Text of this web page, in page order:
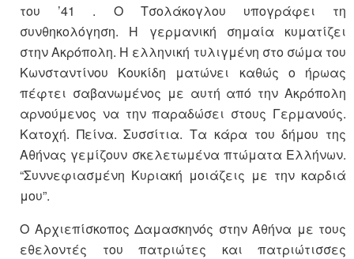
του ’41 . Ο Τσολάκογλου υπογράφει τη
συνθηκολόγηση. Η γερμανική σημαία κυματίζει
στην Ακρόπολη. Η ελληνική τυλιγμένη στο σώμα του
Κωνσταντίνου Κουκίδη ματώνει καθώς ο ήρωας
πέφτει σαβανωμένος με αυτή από την Ακρόπολη
αρνούμενος να την παραδώσει στους Γερμανούς.
Κατοχή. Πείνα. Συσσίτια. Τα κάρα του δήμου της
Αθήνας γεμίζουν σκελετωμένα πτώματα Ελλήνων.
“Συννεφιασμένη Κυριακή μοιάζεις με την καρδιά
μου”.
Ο Αρχιεπίσκοπος Δαμασκηνός στην Αθήνα με τους
εθελοντές του πατριώτες και πατριώτισσες